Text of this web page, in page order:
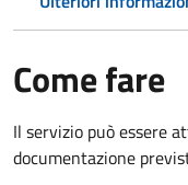
Come fare
Il servizio può essere
documentazione